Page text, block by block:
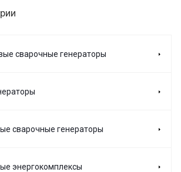
сварочные генераторы
сварочные генераторы
энергокомплексы